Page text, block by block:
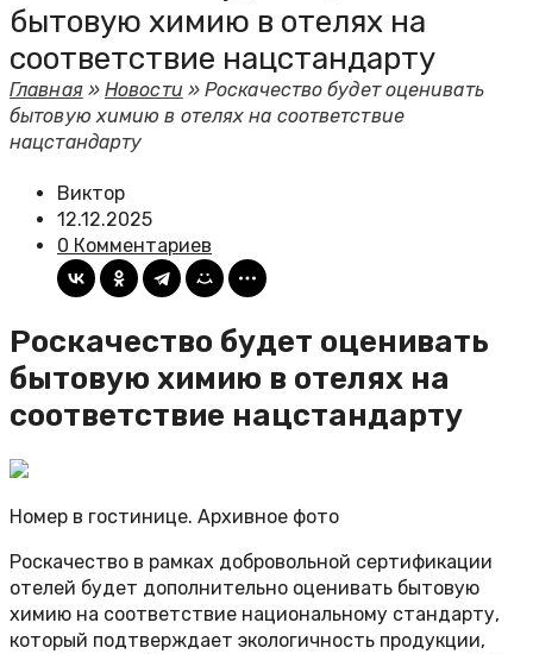
бытовую химию в отелях на
соответствие нацстандарту
Главная»Новости »Роскачество будет оценивать
бытовую химию в отелях на соответствие
нацстандарту
Виктор
12.12.2025
0 Комментариев
Роскачество будет оценивать
бытовую химию в отелях на
соответствие нацстандарту
Номер в гостинице. Архивное фото
Роскачество в рамках добровольной сертификации
отелей будет дополнительно оценивать бытовую
химию на соответствие национальному стандарту,
который подтверждает экологичность продукции,